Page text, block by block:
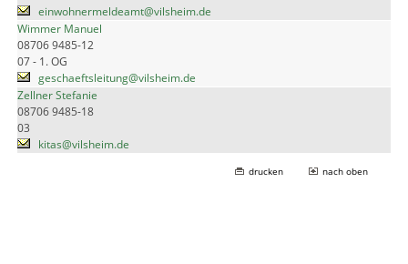
einwohnermeldeamt@vilsheim.de
Wimmer Manuel
08706 9485-12
07 - 1. OG
geschaeftsleitung@vilsheim.de
Zellner Stefanie
08706 9485-18
03
kitas@vilsheim.de
drucken nach oben